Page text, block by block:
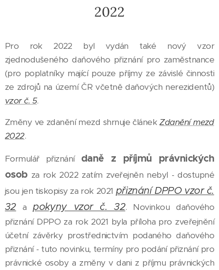
2022
Pro rok 2022 byl vydán také nový vzor
zjednodušeného daňového přiznání pro zaměstnance
(pro poplatníky mající pouze příjmy ze závislé činnosti
ze zdrojů na území ČR včetně daňových nerezidentů)
vzor č. 5.
Změny ve zdanění mezd shrnuje článekZdanění mezd
2022.
Formulář přiznání daně z příjmů právnických
osob za rok 2022 zatím zveřejněn nebyl - dostupné
jsou jen tiskopisy za rok 2021 přiznání DPPO vzor č.
32apokyny vzor č. 32. Novinkou daňového
přiznání DPPO za rok 2021 byla příloha pro zveřejnění
účetní závěrky prostřednictvím podaného daňového
přiznání - tuto novinku, termíny pro podání přiznání pro
právnické osoby a změny v dani z příjmu právnických